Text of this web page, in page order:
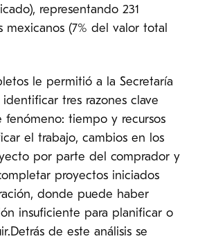
representando 231
mexicanos (7% del valor total
le permitió a la Secretaría
tres razones clave
fenómeno: tiempo y recursos
el trabajo, cambios en los
por parte del comprador y
proyectos iniciados
donde puede haber
insuficiente para planificar o
de este análisis se